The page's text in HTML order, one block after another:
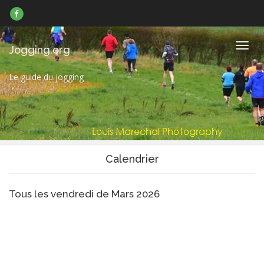
sur
Facebook
Jogging.org
Le guide du jogging
Calendrier
Tous les vendredi de Mars 2026